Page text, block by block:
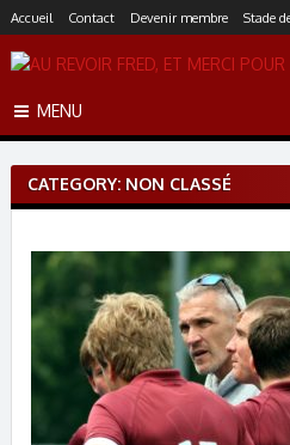
k
o
Accueil Contact Devenir membre Stade
MENU
CATEGORY: NON CLASSÉ